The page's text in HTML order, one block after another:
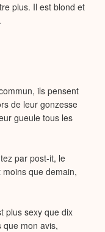
plus. Il est blond et
ils pensent
de leur gonzesse
gueule tous les
par post-it, le
que demain,
plus sexy que dix
que mon avis,